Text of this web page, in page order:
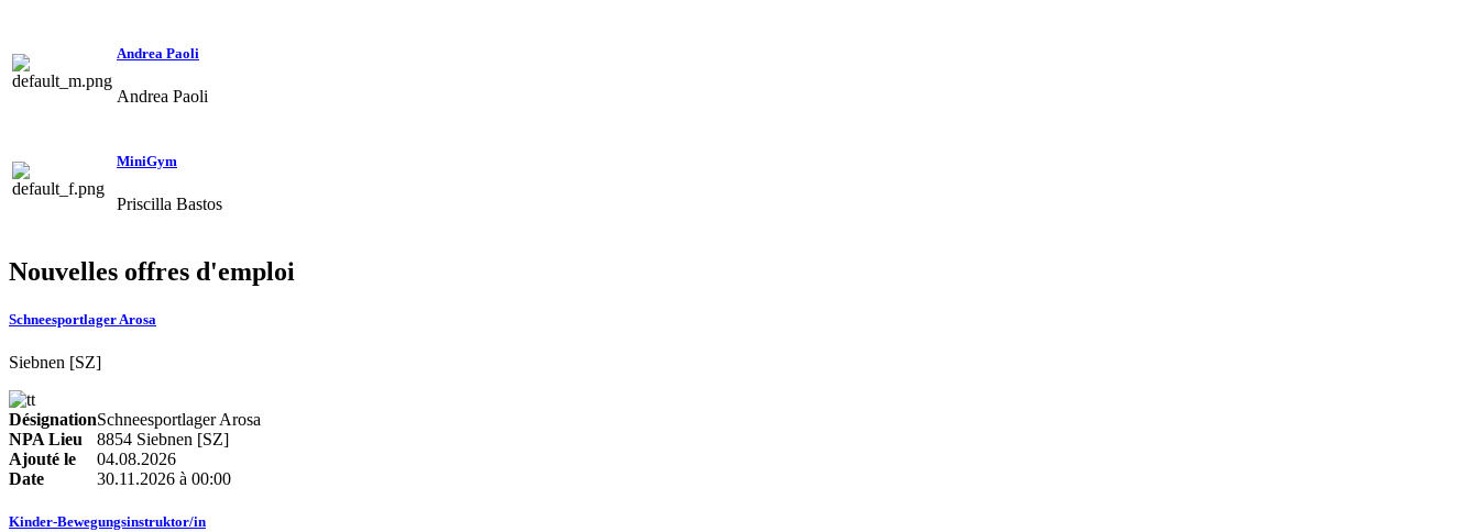
Andrea Paoli
Andrea Paoli
MiniGym
Priscilla Bastos
Nouvelles offres d'emploi
Schneesportlager Arosa
Siebnen [SZ]
DésignationSchneesportlager Arosa
NPA Lieu
8854 Siebnen [SZ]
Ajouté le
04.08.2026
Date
30.11.2026 à 00:00
Kinder‑Bewegungsinstruktor/in